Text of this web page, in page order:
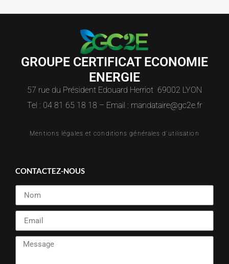
GROUPE CERTIFICAT ECONOMIE
ENERGIE
57 rue du Président Edouard Herriot 69002 LYON
Tel : 04 81 65 18 18 – Email : mandataire@gc2e.fr
Mentions légales et conditions générales d'utilisation
CONTACTEZ-NOUS